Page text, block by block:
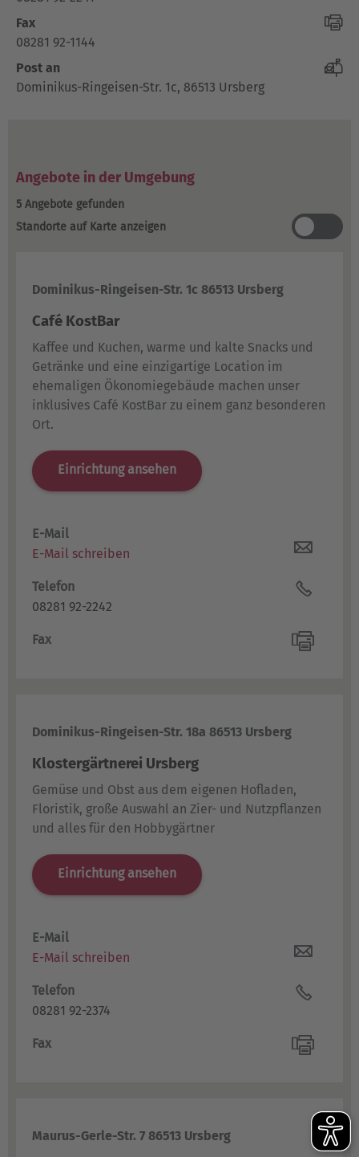
Fax
08281 92-1144
Post an
Dominikus-Ringeisen-Str. 1c, 86513 Ursberg
Angebote in der Umgebung
5 Angebote gefunden
Standorte auf Karte anzeigen
Dominikus-Ringeisen-Str. 1c 86513 Ursberg
Café KostBar
Kaffee und Kuchen, warme und kalte Snacks und
Getränke und eine einzigartige Location im
ehemaligen Ökonomiegebäude machen unser
inklusives Café KostBar zu einem ganz besonderen
Ort.
Einrichtung ansehen
E-Mail
E-Mail schreiben
Telefon
08281 92-2242
Fax
Dominikus-Ringeisen-Str. 18a 86513 Ursberg
Klostergärtnerei Ursberg
Gemüse und Obst aus dem eigenen Hofladen,
Floristik, große Auswahl an Zier- und Nutzpflanzen
und alles für den Hobbygärtner
Einrichtung ansehen
E-Mail
E-Mail schreiben
Telefon
08281 92-2374
Fax
Maurus-Gerle-Str. 7 86513 Ursberg